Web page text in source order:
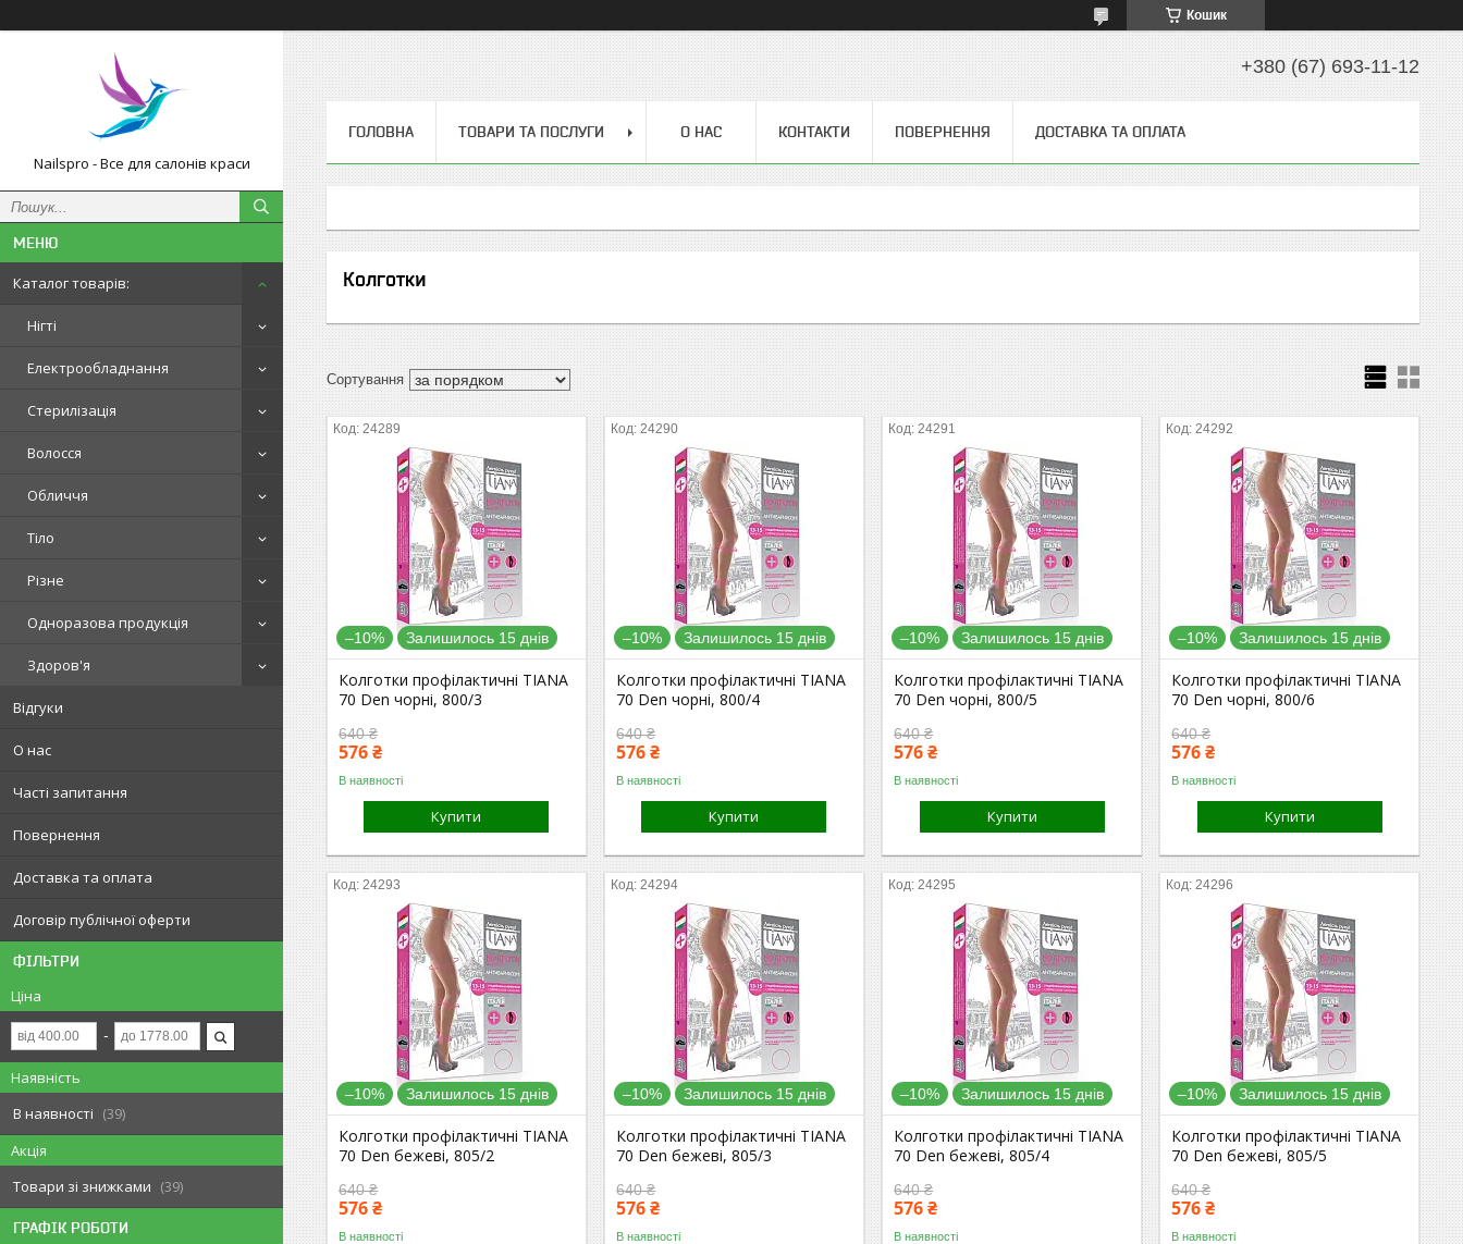
Кошик
Nailspro - Все для салонів краси
Каталог товарів:
Нігті
Електрообладнання
Стерилізація
Волосся
Обличчя
Тіло
Різне
Одноразова продукція
Здоров'я
Відгуки
О нас
Часті запитання
Повернення
Доставка та оплата
Договір публічної оферти
ФІЛЬТРИ
Ціна
Наявність
В наявності
39
Акція
Товари зі знижками
39
ГРАФІК РОБОТИ
+380 (67) 693-11-12
ГОЛОВНА ТОВАРИ ТА ПОСЛУГИ О НАС КОНТАКТИ ПОВЕРНЕННЯ ДОСТАВКА ТА ОПЛАТА
Колготки
24289
–10% Залишилось 15 днів
Колготки профілактичні TIANA
70 Den чорні, 800/3
640 ₴
576 ₴
В наявності
Купити
24290
–10% Залишилось 15 днів
Колготки профілактичні TIANA
70 Den чорні, 800/4
640 ₴
576 ₴
В наявності
Купити
24291
–10% Залишилось 15 днів
Колготки профілактичні TIANA
70 Den чорні, 800/5
640 ₴
576 ₴
В наявності
Купити
24292
–10% Залишилось 15 днів
Колготки профілактичні TIANA
70 Den чорні, 800/6
640 ₴
576 ₴
В наявності
Купити
24293
–10% Залишилось 15 днів
Колготки профілактичні TIANA
70 Den бежеві, 805/2
640 ₴
576 ₴
В наявності
24294
–10% Залишилось 15 днів
Колготки профілактичні TIANA
70 Den бежеві, 805/3
640 ₴
576 ₴
В наявності
24295
–10% Залишилось 15 днів
Колготки профілактичні TIANA
70 Den бежеві, 805/4
640 ₴
576 ₴
В наявності
24296
–10% Залишилось 15 днів
Колготки профілактичні TIANA
70 Den бежеві, 805/5
640 ₴
576 ₴
В наявності